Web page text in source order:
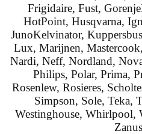
Frigidaire, Fust,
HotPoint, Husqvarna,
JunoKelvinator,
Lux, Marijnen,
Nardi, Neff, Nordland,
Philips, Polar, Prima,
Rosenlew, Rosieres,
Simpson, Sole, Teka,
Westinghouse, Whirlpool,